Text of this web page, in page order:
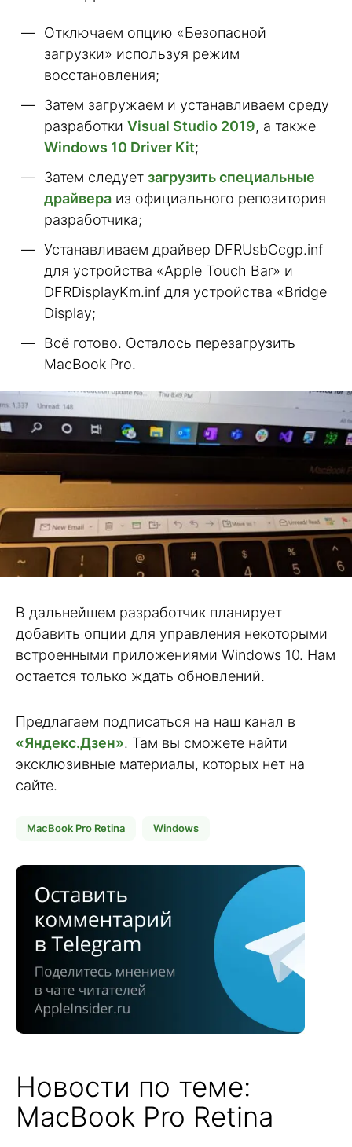
Отключаем опцию «Безопасной
загрузки» используя режим
восстановления;
Затем загружаем и устанавливаем среду
разработки Visual Studio 2019, а также
Windows 10 Driver Kit;
Затем следует загрузить специальные
драйвера из официального репозитория
разработчика;
Устанавливаем драйвер DFRUsbCcgp.inf
для устройства «Apple Touch Bar» и
DFRDisplayKm.inf для устройства «Bridge
Display;
Всё готово. Осталось перезагрузить
MacBook Pro.
В дальнейшем разработчик планирует
добавить опции для управления некоторыми
встроенными приложениями Windows 10. Нам
остается только ждать обновлений.
Предлагаем подписаться на наш канал в
«Яндекс.Дзен». Там вы сможете найти
эксклюзивные материалы, которых нет на
сайте.
MacBook Pro Retina Windows
Новости по теме:
MacBook Pro Retina